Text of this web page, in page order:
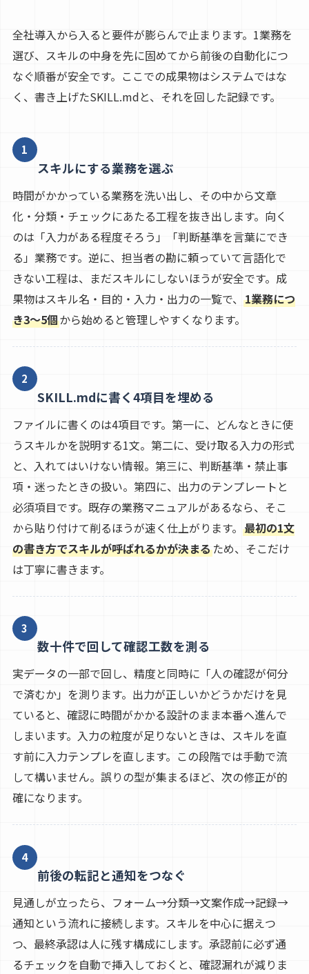
全社導入から入ると要件が膨らんで止まります。1業務を
選び、スキルの中身を先に固めてから前後の自動化につ
なぐ順番が安全です。ここでの成果物はシステムではな
く、書き上げたSKILL.mdと、それを回した記録です。
1
スキルにする業務を選ぶ
時間がかかっている業務を洗い出し、その中から文章
化・分類・チェックにあたる工程を抜き出します。向く
のは「入力がある程度そろう」「判断基準を言葉にでき
る」業務です。逆に、担当者の勘に頼っていて言語化で
きない工程は、まだスキルにしないほうが安全です。成
果物はスキル名・目的・入力・出力の一覧で、 1業務につ
き3〜5個から始めると管理しやすくなります。
2
SKILL.mdに書く4項目を埋める
ファイルに書くのは4項目です。第一に、どんなときに使
うスキルかを説明する1文。第二に、受け取る入力の形式
と、入れてはいけない情報。第三に、判断基準・禁止事
項・迷ったときの扱い。第四に、出力のテンプレートと
必須項目です。既存の業務マニュアルがあるなら、そこ
から貼り付けて削るほうが速く仕上がります。 最初の1文
の書き方でスキルが呼ばれるかが決まるため、そこだけ
は丁寧に書きます。
3
数十件で回して確認工数を測る
実データの一部で回し、精度と同時に「人の確認が何分
で済むか」を測ります。出力が正しいかどうかだけを見
ていると、確認に時間がかかる設計のまま本番へ進んで
しまいます。入力の粒度が足りないときは、スキルを直
す前に入力テンプレを直します。この段階では手動で流
して構いません。誤りの型が集まるほど、次の修正が的
確になります。
4
前後の転記と通知をつなぐ
見通しが立ったら、フォーム→分類→文案作成→記録→
通知という流れに接続します。スキルを中心に据えつ
つ、最終承認は人に残す構成にします。承認前に必ず通
るチェックを自動で挿入しておくと、確認漏れが減りま